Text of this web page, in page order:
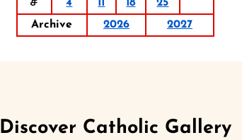
ச
4 11 18
25
Archive
2026 2027
Discover Catholic Gallery